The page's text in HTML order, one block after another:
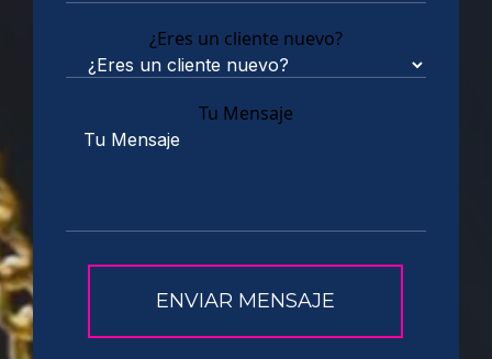
¿Eres un cliente nuevo?
Tu Mensaje